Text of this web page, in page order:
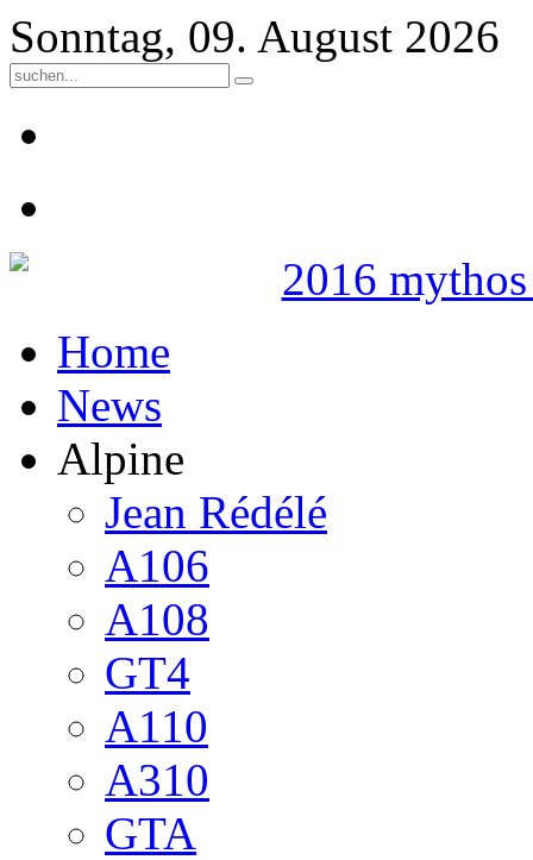
Sonntag, 09. August 2026
Home
News
Alpine
Jean Rédélé
A106
A108
GT4
A110
A310
GTA